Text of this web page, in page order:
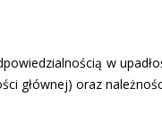
w
głównej) oraz